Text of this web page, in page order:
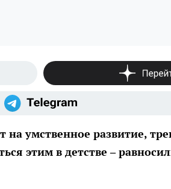
на умственное развитие,
этим в детстве –